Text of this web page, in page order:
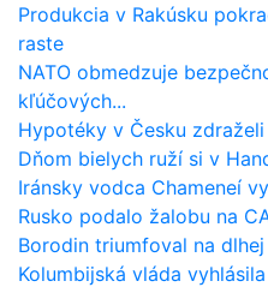
Produkcia v Rakúsku
raste
NATO obmedzuje
kľúčových...
Hypotéky v Česku
Dňom bielych ruží si v
Iránsky vodca Chameneí
Rusko podalo žalobu na
Borodin triumfoval na
Kolumbijská vláda